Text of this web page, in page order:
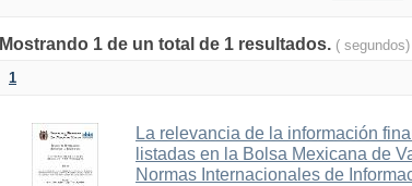
Mostrando 1 de un total de 1 resultados. ( segundos)
1
La relevancia de la información
listadas en la Bolsa Mexicana de
Normas Internacionales de